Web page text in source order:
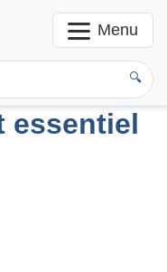
Menu
🔍
essentiel